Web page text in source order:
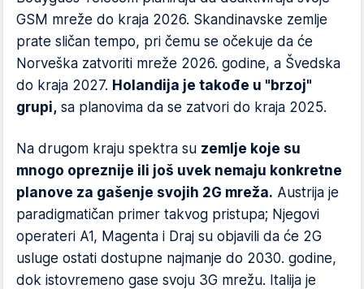
GSM mreže do kraja 2026. Skandinavske zemlje
prate sličan tempo, pri čemu se očekuje da će
Norveška zatvoriti mreže 2026. godine, a Švedska
do kraja 2027. Holandija je takođe u "brzoj"
grupi, sa planovima da se zatvori do kraja 2025.
Na drugom kraju spektra su zemlje koje su
mnogo opreznije ili još uvek nemaju konkretne
planove za gašenje svojih 2G mreža. Austrija je
paradigmatičan primer takvog pristupa; Njegovi
operateri A1, Magenta i Draj su objavili da će 2G
usluge ostati dostupne najmanje do 2030. godine,
dok istovremeno gase svoju 3G mrežu. Italija je